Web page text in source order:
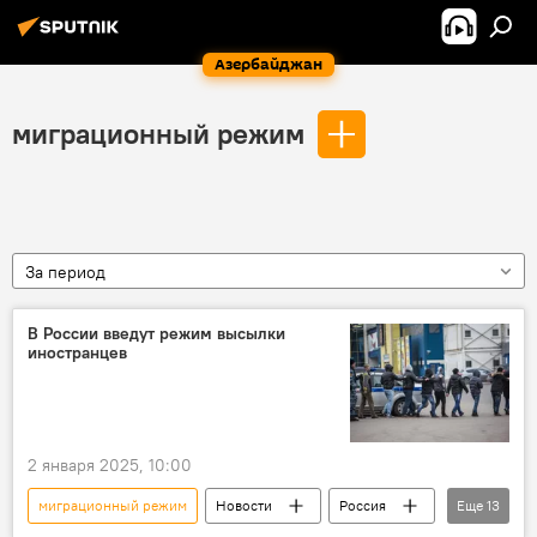
Азербайджан
миграционный режим
За период
В России введут режим высылки
иностранцев
2 января 2025, 10:00
миграционный режим Новости
Россия
Еще 13